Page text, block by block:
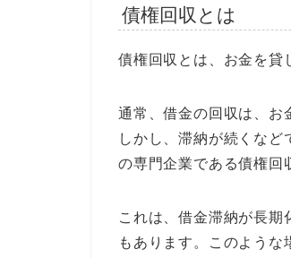
債権回収とは
債権回収とは、お金を貸
通常、借金の回収は、お
しかし、滞納が続くな
の専門企業である債権回
これは、借金滞納が長期
もあります。このよう